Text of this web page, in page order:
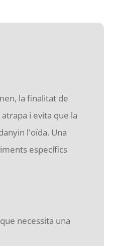
la finalitat de
i evita que la
l'oïda. Una
específics
necessita una